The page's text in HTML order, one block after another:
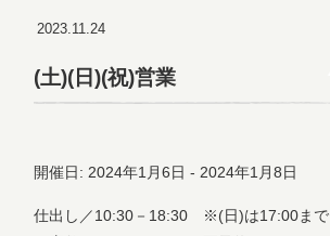
2023.11.24
(土)(日)(祝)営業
開催日: 2024年1月6日 - 2024年1月8日
仕出し／10:30－18:30 ※(日)は17:00まで